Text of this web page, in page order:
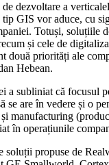
dezvoltare a
tip GIS vor aduce, cu
Totuși, soluțiile
și cele de
două priorități ale
Hebean.
a subliniat că focusul
se are în vedere și o
manufacturing
în operațiunile
soluții propuse de